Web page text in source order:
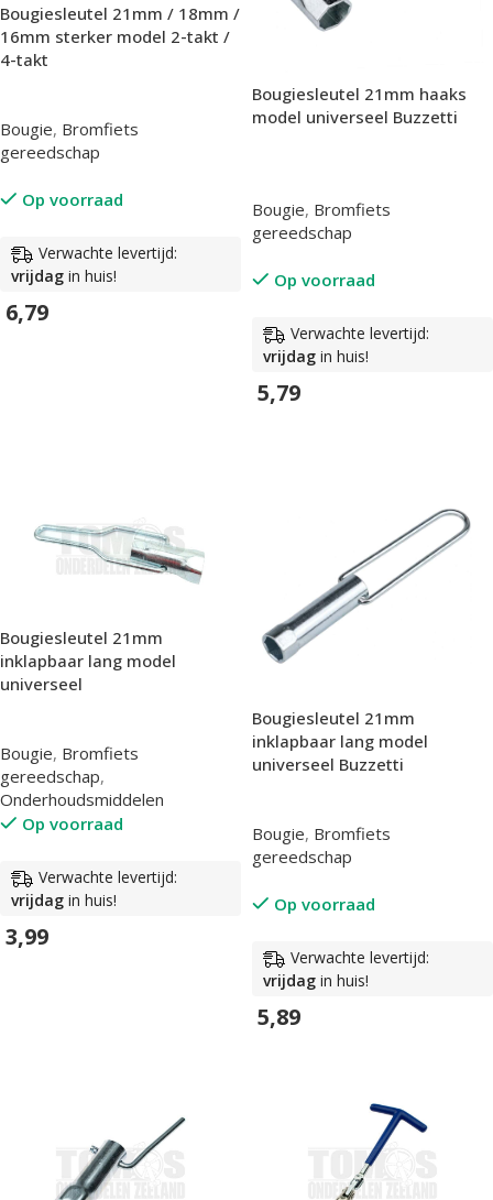
Bougiesleutel 21mm / 18mm /
16mm sterker model 2-takt /
4-takt
Bougie, Bromfiets
gereedschap
Op voorraad
Verwachte levertijd:
vrijdag in huis!
6,79
Bougiesleutel 21mm haaks
model universeel Buzzetti
Bougie, Bromfiets
gereedschap
Op voorraad
Verwachte levertijd:
vrijdag in huis!
5,79
Bougiesleutel 21mm
inklapbaar lang model
universeel
Bougie, Bromfiets
gereedschap,
Onderhoudsmiddelen
Op voorraad
Verwachte levertijd:
vrijdag in huis!
3,99
Bougiesleutel 21mm
inklapbaar lang model
universeel Buzzetti
Bougie, Bromfiets
gereedschap
Op voorraad
Verwachte levertijd:
vrijdag in huis!
5,89